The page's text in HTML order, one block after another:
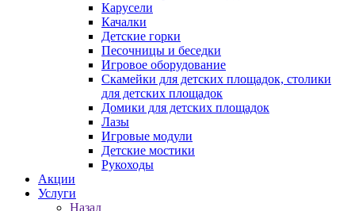
Карусели
Качалки
Детские горки
Песочницы и беседки
Игровое оборудование
Скамейки для детских площадок, столики
для детских площадок
Домики для детских площадок
Лазы
Игровые модули
Детские мостики
Рукоходы
Акции
Услуги
Назад